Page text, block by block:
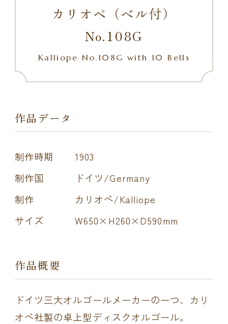
カリオペ（ベル付）
No.108G
Kalliope No.108G with 10 Bells
作品データ
制作時期
1903
制作国
ドイツ/Germany
制作
カリオペ/Kalliope
サイズ
W650×H260×D590mm
作品概要
ドイツ三大オルゴールメーカーの一つ、カリ
オペ社製の卓上型ディスクオルゴール。